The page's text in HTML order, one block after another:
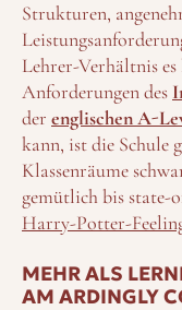
Strukturen,
Lehrer-Verhältnis
Anforderungen des
der englischen A-
kann, ist die Schule
Klassenräume
gemütlich bis state-
Harry-Potter-
MEHR ALS
AM ARDINGLY